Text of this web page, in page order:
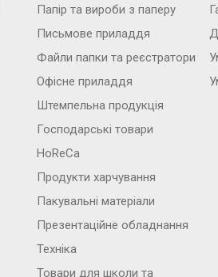
Папір та вироби з паперу
Письмове приладдя
Файли папки та реєстратори
Офісне приладдя
Штемпельна продукція
Господарські товари
HoReCa
Продукти харчування
Пакувальні матеріали
Презентаційне обладнання
Техніка
Товари для школи та